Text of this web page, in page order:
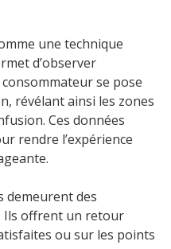
une technique
d’observer
se pose
révélant ainsi les zones
Ces données
rendre l’expérience
demeurent des
Ils offrent un retour
ou sur les points